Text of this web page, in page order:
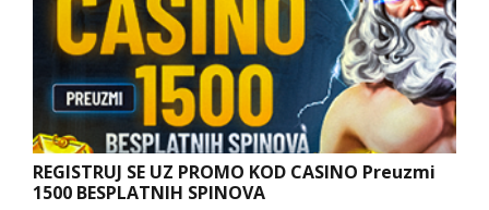
REGISTRUJ SE UZ PROMO KOD CASINO Preuzmi
1500 BESPLATNIH SPINOVA